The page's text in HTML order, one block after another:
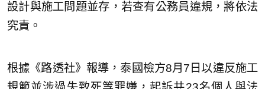
設計與施工問題並存，若查有公務員違規，將依法
究責。
根據《路透社》報導，泰國檢方8月7日以違反施工